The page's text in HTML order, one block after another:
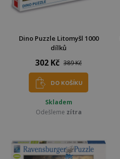
Dino Puzzle Litomyšl 1000
dílků
302 Kč 389 Kč
DO KOŠÍKU
Skladem
Odešleme zítra